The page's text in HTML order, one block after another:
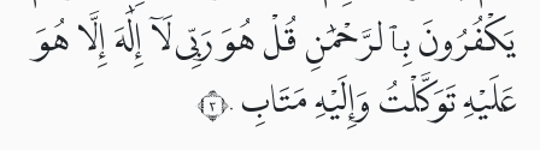
يَكْفُرُونَ بِٱلرَّحْمَٰنِ قُلْ هُوَ رَبِّى لَآ إِلَٰهَ إِلَّا هُوَ
عَلَيْهِ تَوَكَّلْتُ وَإِلَيْهِ مَتَابِ ٣٠